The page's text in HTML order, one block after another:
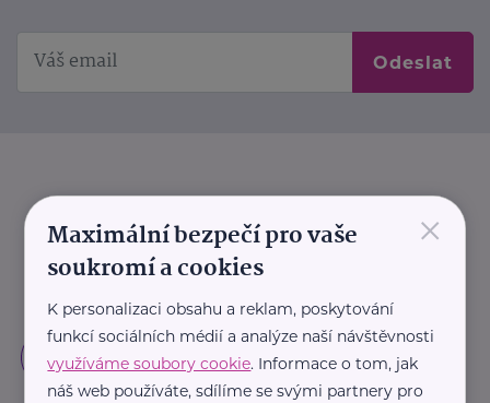
Odeslat
×
Maximální bezpečí pro vaše
soukromí a cookies
K personalizaci obsahu a reklam, poskytování
funkcí sociálních médií a analýze naší návštěvnosti
využíváme soubory cookie. Informace o tom, jak
náš web používáte, sdílíme se svými partnery pro